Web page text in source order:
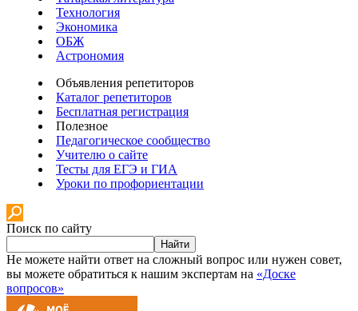
Технология
Экономика
ОБЖ
Астрономия
Объявления репетиторов
Каталог репетиторов
Бесплатная регистрация
Полезное
Педагогическое сообщество
Учителю о сайте
Тесты для ЕГЭ и ГИА
Уроки по профориентации
Поиск по сайту
Найти
Не можете найти ответ на сложный вопрос или нужен совет,
вы можете обратиться к нашим экспертам на «Доске
вопросов»